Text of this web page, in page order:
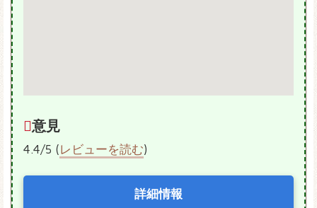
意見
4.4/5 (レビューを読む)
詳細情報